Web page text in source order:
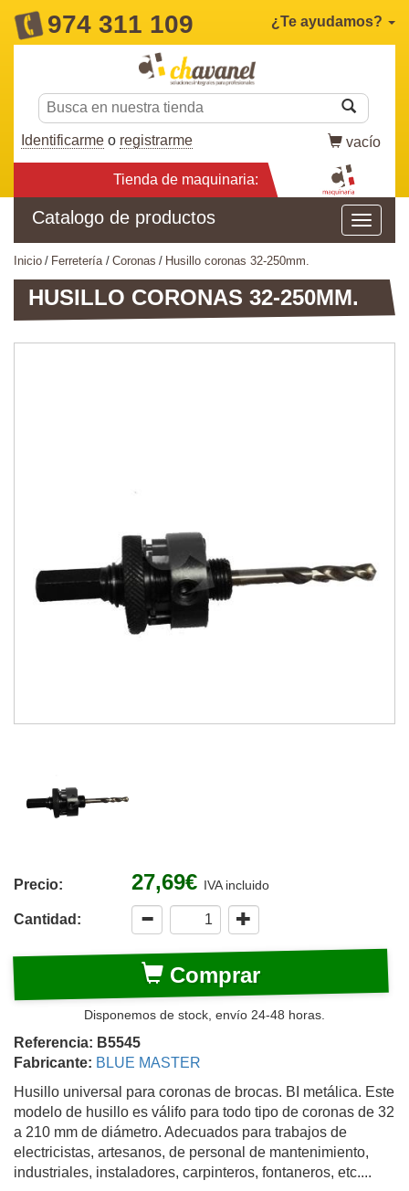
974 311 109 ¿Te ayudamos?
Identificarme o registrarme vacío
Tienda de maquinaria:
Catalogo de productos
inicio ferretería coronas husillo coronas 32-250mm.
HUSILLO CORONAS 32-250MM.
Precio: 27,69€ IVA incluido
Cantidad:
Comprar
Disponemos de stock, envío 24-48 horas.
Referencia: B5545
Fabricante: BLUE MASTER
Husillo universal para coronas de brocas. BI metálica. Este
modelo de husillo es válifo para todo tipo de coronas de 32
a 210 mm de diámetro. Adecuados para trabajos de
electricistas, artesanos, de personal de mantenimiento,
industriales, instaladores, carpinteros, fontaneros, etc....